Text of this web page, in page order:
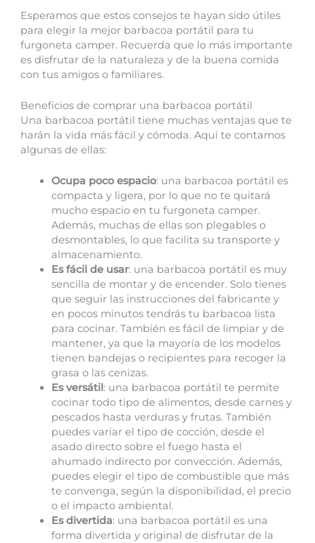
Esperamos que estos consejos te hayan sido útiles
para elegir la mejor barbacoa portátil para tu
furgoneta camper. Recuerda que lo más importante
es disfrutar de la naturaleza y de la buena comida
con tus amigos o familiares.
Beneficios de comprar una barbacoa portátil
Una barbacoa portátil tiene muchas ventajas que te
harán la vida más fácil y cómoda. Aquí te contamos
algunas de ellas:
Ocupa poco espacio: una barbacoa portátil es
compacta y ligera, por lo que no te quitará
mucho espacio en tu furgoneta camper.
Además, muchas de ellas son plegables o
desmontables, lo que facilita su transporte y
almacenamiento.
Es fácil de usar: una barbacoa portátil es muy
sencilla de montar y de encender. Solo tienes
que seguir las instrucciones del fabricante y
en pocos minutos tendrás tu barbacoa lista
para cocinar. También es fácil de limpiar y de
mantener, ya que la mayoría de los modelos
tienen bandejas o recipientes para recoger la
grasa o las cenizas.
Es versátil: una barbacoa portátil te permite
cocinar todo tipo de alimentos, desde carnes y
pescados hasta verduras y frutas. También
puedes variar el tipo de cocción, desde el
asado directo sobre el fuego hasta el
ahumado indirecto por convección. Además,
puedes elegir el tipo de combustible que más
te convenga, según la disponibilidad, el precio
o el impacto ambiental.
Es divertida: una barbacoa portátil es una
forma divertida y original de disfrutar de la